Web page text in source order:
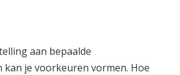
aan bepaalde
kan je voorkeuren vormen. Hoe